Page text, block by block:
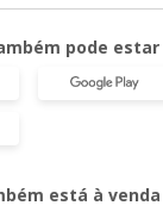
pode estar
está à venda